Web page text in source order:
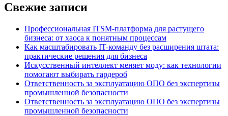
Свежие записи
Профессиональная ITSM-платформа для растущего
бизнеса: от хаоса к понятным процессам
Как масштабировать IT-команду без расширения штата:
практические решения для бизнеса
Искусственный интеллект меняет моду: как технологии
помогают выбирать гардероб
Ответственность за эксплуатацию ОПО без экспертизы
промышленной безопасности
Ответственность за эксплуатацию ОПО без экспертизы
промышленной безопасности